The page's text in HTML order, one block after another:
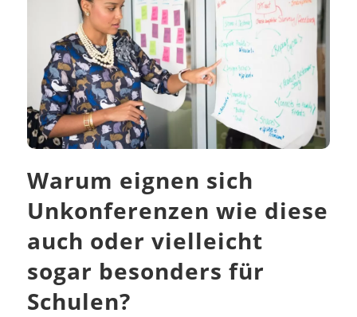
Warum eignen sich
Unkonferenzen wie diese
auch oder vielleicht
sogar besonders für
Schulen?